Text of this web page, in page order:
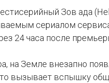
Зов ада
сериалом
24 часа после
на Земле внезапно
вызывает вспышку